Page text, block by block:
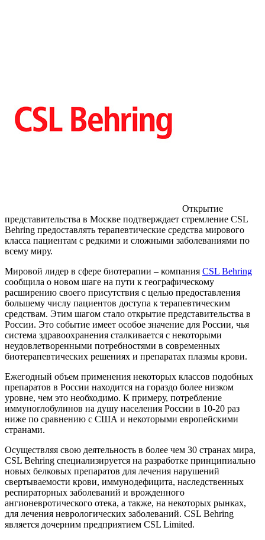
Открытие
представительства в Москве подтверждает стремление CSL
Behring предоставлять терапевтические средства мирового
класса пациентам с редкими и сложными заболеваниями по
всему миру.
Мировой лидер в сфере биотерапии – компания CSL Behring
сообщила о новом шаге на пути к географическому
расширению своего присутствия с целью предоставления
большему числу пациентов доступа к терапевтическим
средствам. Этим шагом стало открытие представительства в
России. Это событие имеет особое значение для России, чья
система здравоохранения сталкивается с некоторыми
неудовлетворенными потребностями в современных
биотерапевтических решениях и препаратах плазмы крови.
Ежегодный объем применения некоторых классов подобных
препаратов в России находится на гораздо более низком
уровне, чем это необходимо. К примеру, потребление
иммуноглобулинов на душу населения России в 10-20 раз
ниже по сравнению с США и некоторыми европейскими
странами.
Осуществляя свою деятельность в более чем 30 странах мира,
CSL Behring специализируется на разработке принципиально
новых белковых препаратов для лечения нарушений
свертываемости крови, иммунодефицита, наследственных
респираторных заболеваний и врожденного
ангионевротического отека, а также, на некоторых рынках,
для лечения неврологических заболеваний. CSL Behring
является дочерним предприятием CSL Limited.